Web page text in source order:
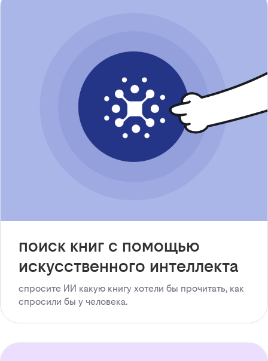
поиск книг с помощью
искусственного интеллекта
спросите ИИ какую книгу хотели бы прочитать, как
спросили бы у человека.